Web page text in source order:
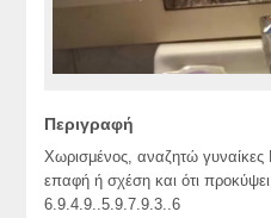
Περιγραφή
Χωρισμένος, αναζητώ
επαφή ή σχέση και ότι
6.9.4.9..5.9.7.9.3..6